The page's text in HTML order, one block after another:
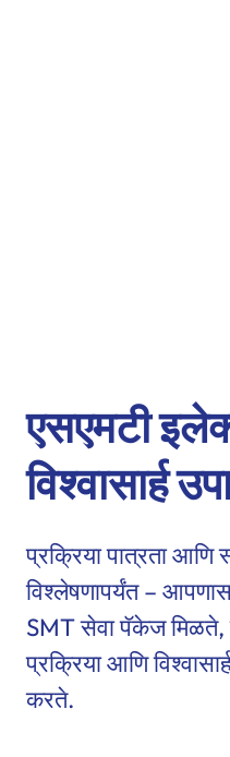
एसएमटी
विश्वासार्ह
प्रक्रिया पात्रता आणि
विश्लेषणापर्यंत –
SMT सेवा पॅकेज मिळते,
प्रक्रिया आणि
करते.